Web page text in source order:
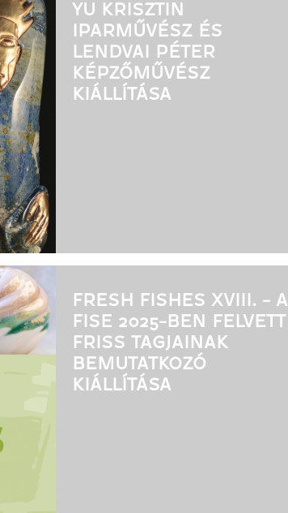
YU KRISZTIN
IPARMŰVÉSZ ÉS
LENDVAI PÉTER
KÉPZŐMŰVÉSZ
KIÁLLÍTÁSA
FRESH FISHES XVIII. - A
FISE 2025-BEN FELVETT
FRISS TAGJAINAK
BEMUTATKOZÓ
KIÁLLÍTÁSA